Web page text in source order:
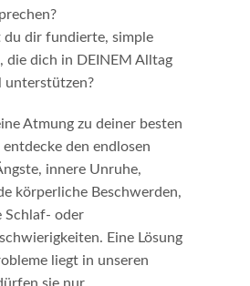
du dir fundierte, simple
die dich in DEINEM Alltag
unterstützen?
Atmung zu deiner besten
den endlosen
innere Unruhe,
körperliche Beschwerden,
Schlaf- oder
Eine Lösung
liegt in unseren